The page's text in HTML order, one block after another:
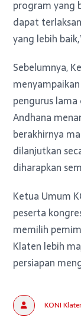
program yang
dapat
yang lebih
Sebelumnya,
pengurus
Andhana
berakhirnya
dilanjutkan
diharapkan
Ketua Umum
peserta
memilih
Klaten lebih
persiapan
KONI